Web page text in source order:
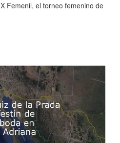
Femenil, el torneo femenino de